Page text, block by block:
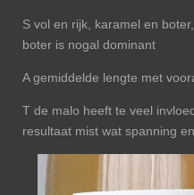
S vol en rijk, karamel en
boter is nogal dominant
A gemiddelde lengte met
T de malo heeft te veel
resultaat mist wat spanning